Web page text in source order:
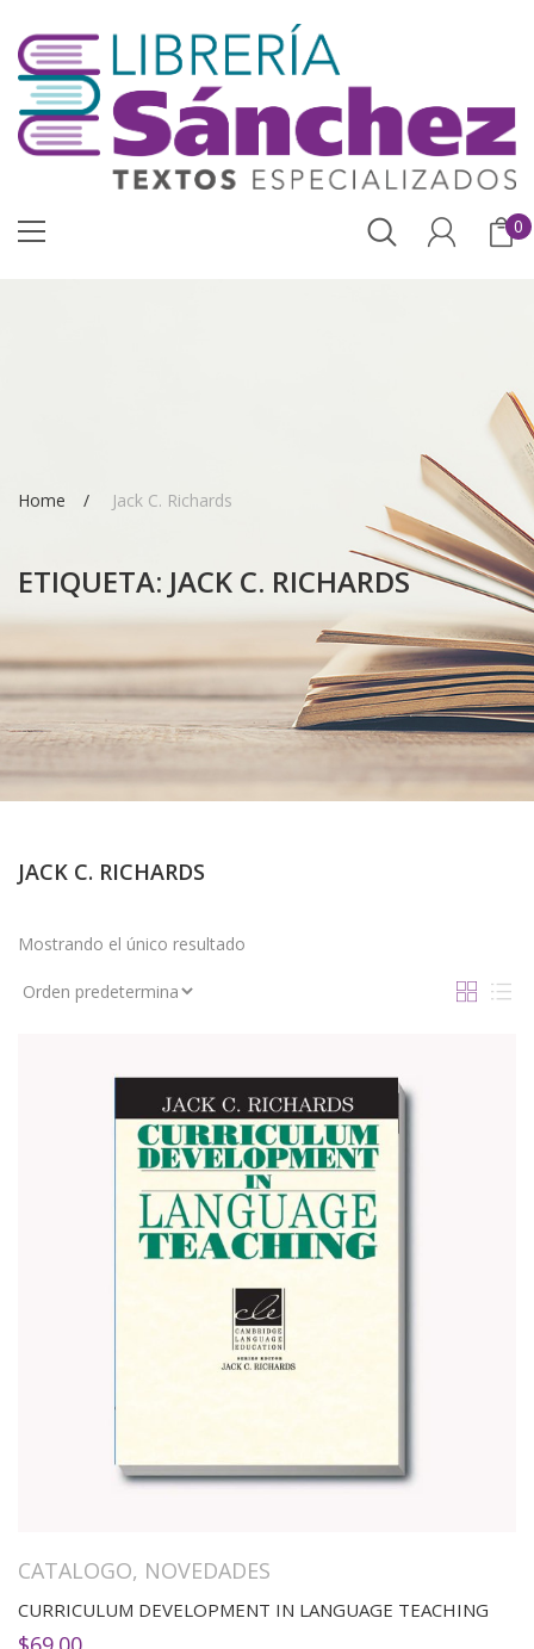
0
Home Jack C. Richards
ETIQUETA: JACK C. RICHARDS
JACK C. RICHARDS
Mostrando el único resultado
CATALOGO, NOVEDADES
CURRICULUM DEVELOPMENT IN LANGUAGE TEACHING